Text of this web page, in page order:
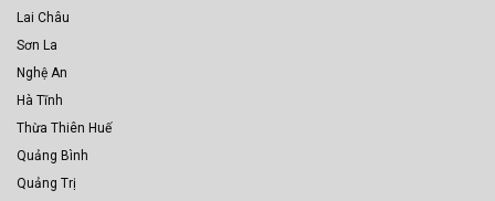
Lai Châu
Sơn La
Nghệ An
Hà Tĩnh
Thừa Thiên Huế
Quảng Bình
Quảng Trị